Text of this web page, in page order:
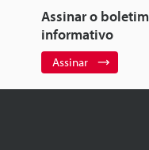
Assinar o boletim
informativo
Assinar